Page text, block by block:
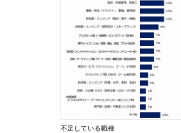
不足している職種